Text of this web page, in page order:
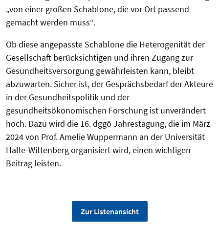
„von einer großen Schablone, die vor Ort passend
gemacht werden muss“.
Ob diese angepasste Schablone die Heterogenität der
Gesellschaft berücksichtigen und ihren Zugang zur
Gesundheitsversorgung gewährleisten kann, bleibt
abzuwarten. Sicher ist, der Gesprächsbedarf der Akteure
in der Gesundheitspolitik und der
gesundheitsökonomischen Forschung ist unverändert
hoch. Dazu wird die 16. dggö Jahrestagung, die im März
2024 von Prof. Amelie Wuppermann an der Universität
Halle-Wittenberg organisiert wird, einen wichtigen
Beitrag leisten.
Zur Listenansicht